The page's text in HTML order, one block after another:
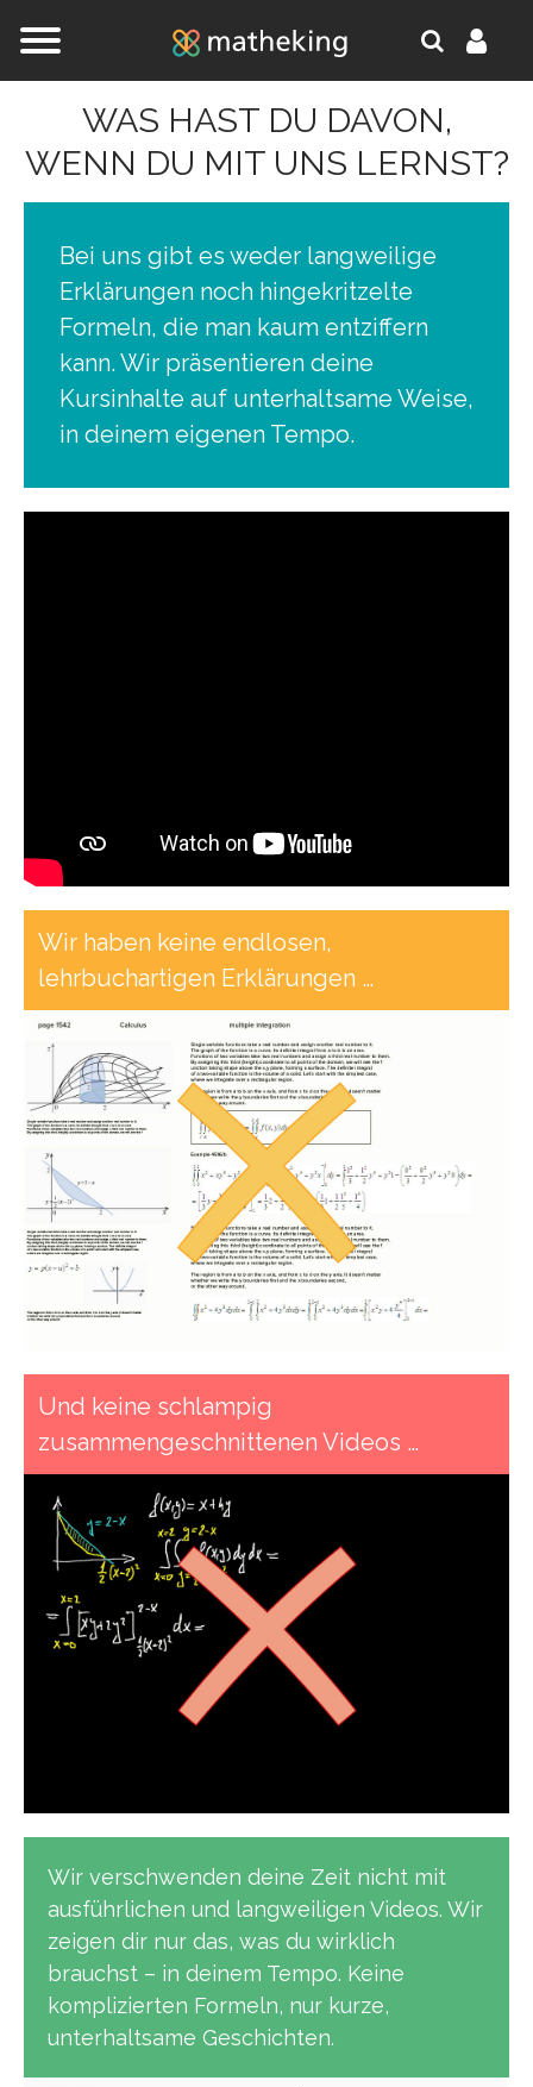
WAS HAST DU DAVON,
WENN DU MIT UNS LERNST?
Bei uns gibt es weder langweilige
Erklärungen noch hingekritzelte
Formeln, die man kaum entziffern
kann. Wir präsentieren deine
Kursinhalte auf unterhaltsame Weise,
in deinem eigenen Tempo.
Wir haben keine endlosen,
lehrbuchartigen Erklärungen …
Und keine schlampig
zusammengeschnittenen Videos …
Wir verschwenden deine Zeit nicht mit
ausführlichen und langweiligen Videos. Wir
zeigen dir nur das, was du wirklich
brauchst – in deinem Tempo. Keine
komplizierten Formeln, nur kurze,
unterhaltsame Geschichten.